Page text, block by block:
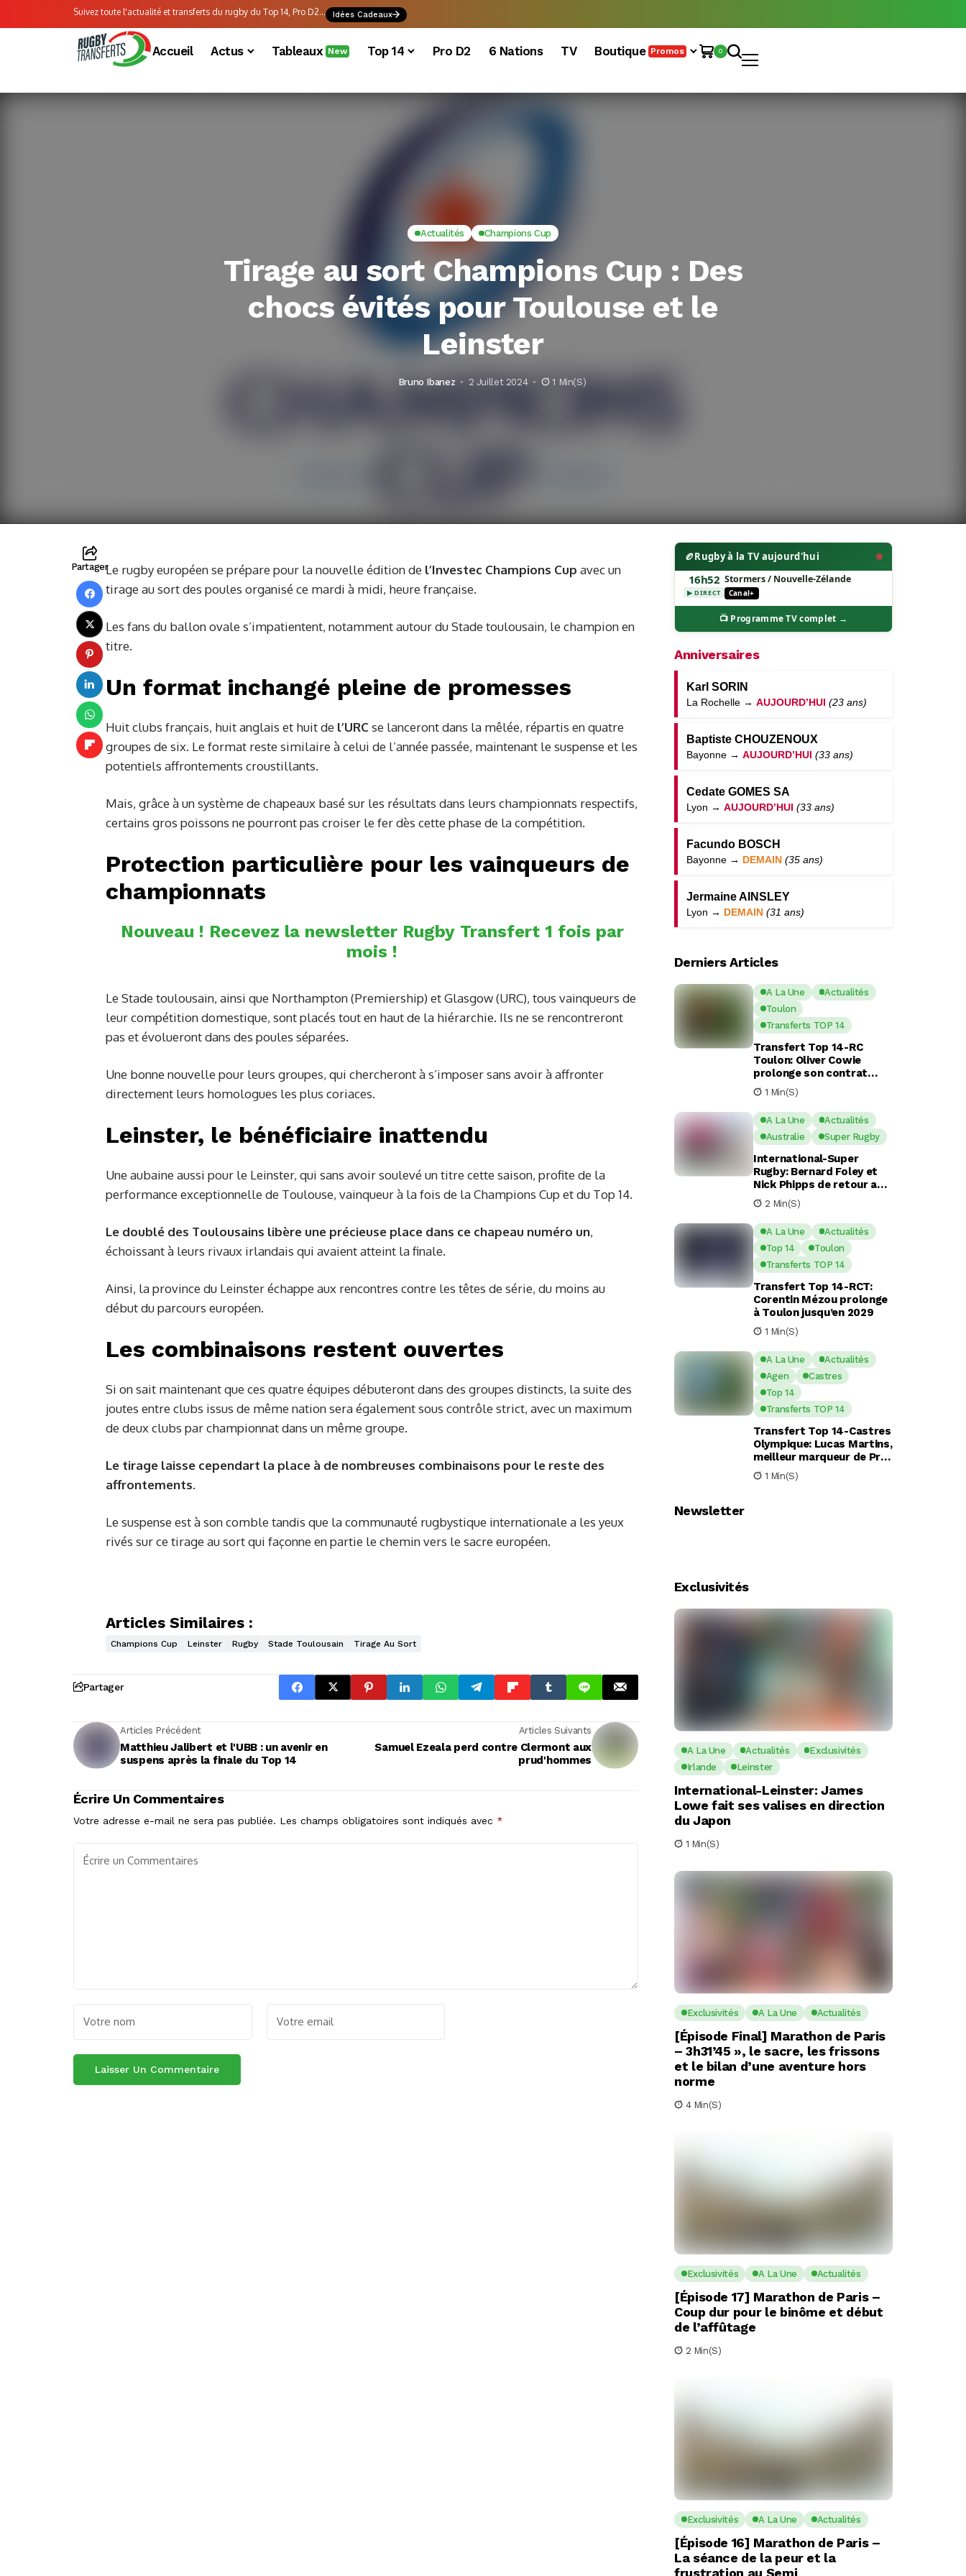
Suivez toute l'actualité et transferts du rugby du Top 14, Pro D2... Idées Cadeaux
Accueil Actus Tableaux New Top 14 Pro D2 6 Nations TV Boutique Promos 0
Actualités Champions Cup
Tirage au sort Champions Cup : Des
chocs évités pour Toulouse et le
Leinster
Bruno Ibanez 2 Juillet 2024 1 Min(s)
PartagerLe rugby européen se prépare pour la nouvelle édition de l’Investec Champions Cup avec un
tirage au sort des poules organisé ce mardi à midi, heure française.
Les fans du ballon ovale s’impatientent, notamment autour du Stade toulousain, le champion en
titre.
Un format inchangé pleine de promesses
Huit clubs français, huit anglais et huit de l’URC se lanceront dans la mêlée, répartis en quatre
groupes de six. Le format reste similaire à celui de l’année passée, maintenant le suspense et les
potentiels affrontements croustillants.
Mais, grâce à un système de chapeaux basé sur les résultats dans leurs championnats respectifs,
certains gros poissons ne pourront pas croiser le fer dès cette phase de la compétition.
Protection particulière pour les vainqueurs de
championnats
Nouveau ! Recevez la newsletter Rugby Transfert 1 fois par
mois !
Le Stade toulousain, ainsi que Northampton (Premiership) et Glasgow (URC), tous vainqueurs de
leur compétition domestique, sont placés tout en haut de la hiérarchie. Ils ne se rencontreront
pas et évolueront dans des poules séparées.
Une bonne nouvelle pour leurs groupes, qui chercheront à s’imposer sans avoir à affronter
directement leurs homologues les plus coriaces.
Leinster, le bénéficiaire inattendu
Une aubaine aussi pour le Leinster, qui sans avoir soulevé un titre cette saison, profite de la
performance exceptionnelle de Toulouse, vainqueur à la fois de la Champions Cup et du Top 14.
Le doublé des Toulousains libère une précieuse place dans ce chapeau numéro un,
échoissant à leurs rivaux irlandais qui avaient atteint la finale.
Ainsi, la province du Leinster échappe aux rencontres contre les têtes de série, du moins au
début du parcours européen.
Les combinaisons restent ouvertes
Si on sait maintenant que ces quatre équipes débuteront dans des groupes distincts, la suite des
joutes entre clubs issus de même nation sera également sous contrôle strict, avec un maximum
de deux clubs par championnat dans un même groupe.
Le tirage laisse cependart la place à de nombreuses combinaisons pour le reste des
affrontements.
Le suspense est à son comble tandis que la communauté rugbystique internationale a les yeux
rivés sur ce tirage au sort qui façonne en partie le chemin vers le sacre européen.
Articles Similaires :
Champions Cup Leinster Rugby Stade Toulousain Tirage Au Sort
Partager
Articles Précédent
Matthieu Jalibert et l'UBB : un avenir en
suspens après la finale du Top 14
Articles Suivants
Samuel Ezeala perd contre Clermont aux
prud'hommes
Écrire Un Commentaires
Votre adresse e-mail ne sera pas publiée. Les champs obligatoires sont indiqués avec *
🏉Rugby à la TV aujourd'hui
16h52
▶ DIRECT
Stormers / Nouvelle-Zélande
Canal+
📺 Programme TV complet →
Anniversaires
Karl SORIN
La Rochelle → AUJOURD’HUI (23 ans)
Baptiste CHOUZENOUX
Bayonne → AUJOURD’HUI (33 ans)
Cedate GOMES SA
Lyon → AUJOURD’HUI (33 ans)
Facundo BOSCH
Bayonne → DEMAIN (35 ans)
Jermaine AINSLEY
Lyon → DEMAIN (31 ans)
Derniers Articles
A La Une
Actualités
Toulon
Transferts TOP 14
Transfert Top 14-RC
Toulon: Oliver Cowie
prolonge son contrat
avec le RCT jusqu’en 2029
1 Min(s)
A La Une
Actualités
Australie
Super Rugby
International-Super
Rugby: Bernard Foley et
Nick Phipps de retour aux
Waratahs
2 Min(s)
A La Une
Actualités
Top 14
Toulon
Transferts TOP 14
Transfert Top 14-RCT:
Corentin Mézou prolonge
à Toulon jusqu’en 2029
1 Min(s)
A La Une
Actualités
Agen
Castres
Top 14
Transferts TOP 14
Transfert Top 14-Castres
Olympique: Lucas Martins,
meilleur marqueur de Pro
D2, en route pour Castres
?
1 Min(s)
Newsletter
Exclusivités
A La Une Actualités
Exclusivités
Irlande
Leinster
International-Leinster: James
Lowe fait ses valises en direction
du Japon
1 Min(s)
Exclusivités A La Une Actualités
[Épisode Final] Marathon de Paris
– 3h31’45 », le sacre, les frissons
et le bilan d’une aventure hors
norme
4 Min(s)
Exclusivités A La Une Actualités
[Épisode 17] Marathon de Paris –
Coup dur pour le binôme et début
de l’affûtage
2 Min(s)
Exclusivités A La Une Actualités
[Épisode 16] Marathon de Paris –
La séance de la peur et la
frustration au Semi